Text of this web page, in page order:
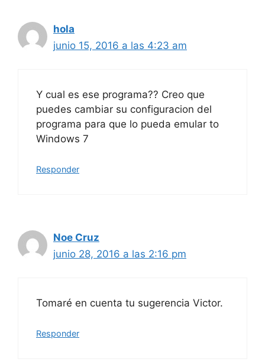
hola
junio 15, 2016 a las 4:23 am
Y cual es ese programa?? Creo que
puedes cambiar su configuracion del
programa para que lo pueda emular to
Windows 7
Responder
Noe Cruz
junio 28, 2016 a las 2:16 pm
Tomaré en cuenta tu sugerencia Victor.
Responder